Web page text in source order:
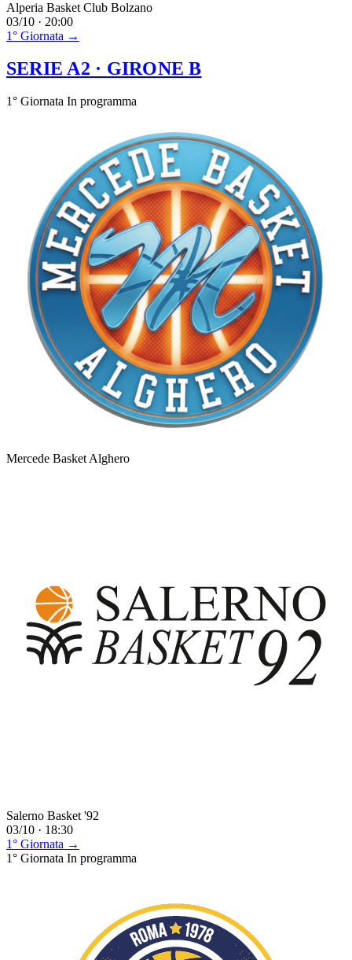
Alperia Basket Club Bolzano
03/10 · 20:00
1° Giornata →
SERIE A2 · GIRONE B
1° Giornata In programma
Mercede Basket Alghero
Salerno Basket '92
03/10 · 18:30
1° Giornata →
1° Giornata In programma